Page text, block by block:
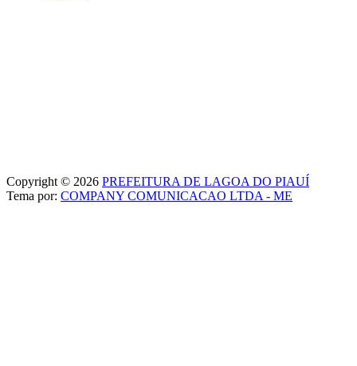
Copyright © 2026 PREFEITURA DE LAGOA DO PIAUÍ
Tema por: COMPANY COMUNICACAO LTDA - ME